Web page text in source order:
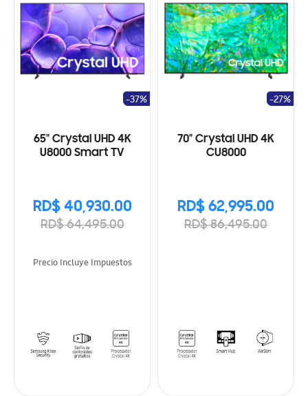
65" Crystal UHD 4K
U8000 Smart TV
RD$ 40,930.00
RD$ 64,495.00
-37%
Precio Incluye Impuestos
70" Crystal UHD 4K
CU8000
RD$ 62,995.00
RD$ 86,495.00
-27%